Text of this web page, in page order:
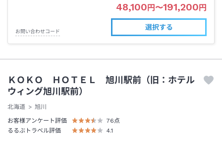
48,100円〜191,200円
お問い合わせコード
選択する
ＫＯＫＯ ＨＯＴＥＬ 旭川駅前（旧：ホテル
ウィング旭川駅前）
北海道
旭川
お客様アンケート評価
76点
るるぶトラベル評価
4.1